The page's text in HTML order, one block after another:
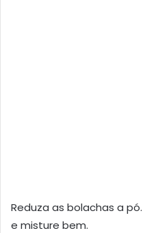
Reduza as bolachas a
e misture bem.